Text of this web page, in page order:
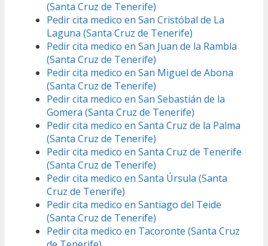
(Santa Cruz de Tenerife)
Pedir cita medico en San Cristóbal de La
Laguna (Santa Cruz de Tenerife)
Pedir cita medico en San Juan de la Rambla
(Santa Cruz de Tenerife)
Pedir cita medico en San Miguel de Abona
(Santa Cruz de Tenerife)
Pedir cita medico en San Sebastián de la
Gomera (Santa Cruz de Tenerife)
Pedir cita medico en Santa Cruz de la Palma
(Santa Cruz de Tenerife)
Pedir cita medico en Santa Cruz de Tenerife
(Santa Cruz de Tenerife)
Pedir cita medico en Santa Úrsula (Santa
Cruz de Tenerife)
Pedir cita medico en Santiago del Teide
(Santa Cruz de Tenerife)
Pedir cita medico en Tacoronte (Santa Cruz